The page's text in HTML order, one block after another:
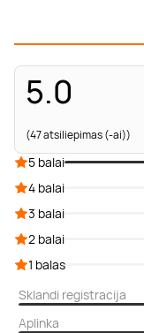
5.0
(47 atsiliepimas (-ai))
5 balai
4 balai
3 balai
2 balai
1 balas
Sklandi registracija
Aplinka